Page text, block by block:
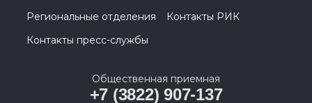
Региональные отделения
Контакты РИК
Контакты пресс-службы
Общественная приемная
+7 (3822) 907-137